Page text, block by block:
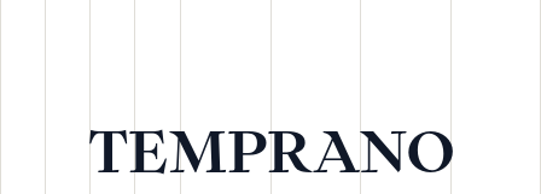
TEMPRANO